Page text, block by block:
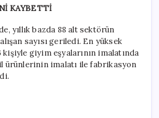
KAYBETTİ
yıllık bazda 88 alt sektörün
sayısı geriledi. En yüksek
giyim eşyalarının imalatında
ürünlerinin imalatı ile fabrikasyon